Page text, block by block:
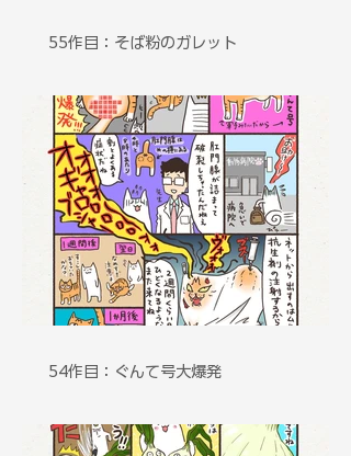
55作目：そば粉のガレット
54作目：ぐんて号大爆発